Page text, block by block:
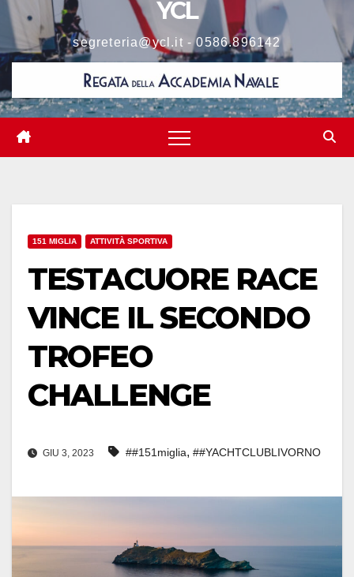
YCL
segreteria@ycl.it - 0586.896142
151 MIGLIA ATTIVITÀ SPORTIVA
TESTACUORE RACE
VINCE IL SECONDO
TROFEO
CHALLENGE
GIU 3, 2023 ##151miglia, ##YACHTCLUBLIVORNO